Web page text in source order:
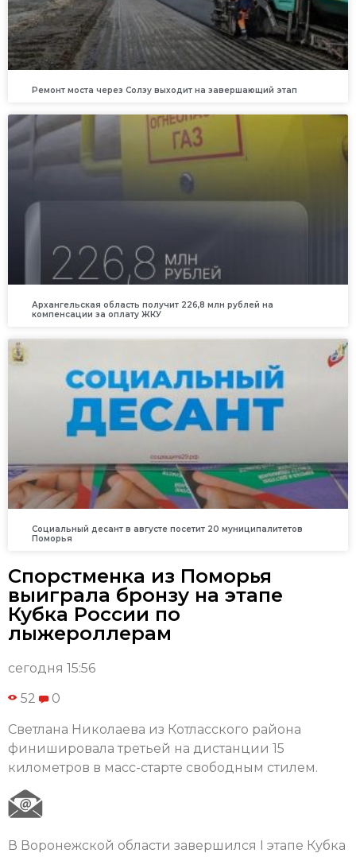
Ремонт моста через Солзу выходит на завершающий этап
Архангельская область получит 226,8 млн рублей на
компенсации за оплату ЖКУ
Социальный десант в августе посетит 20 муниципалитетов
Поморья
Спорстменка из Поморья
выиграла бронзу на этапе
Кубка России по
лыжероллерам
сегодня 15:56
52 0
Светлана Николаева из Котласского района
финишировала третьей на дистанции 15
километров в масс-старте свободным стилем.
В Воронежской области завершился I этапе Кубка